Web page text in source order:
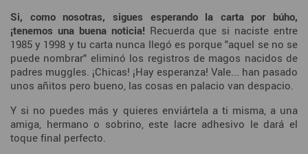
Si, como nosotras, sigues esperando la carta por búho,
¡tenemos una buena noticia! Recuerda que si naciste entre
1985 y 1998 y tu carta nunca llegó es porque "aquel se no se
puede nombrar" eliminó los registros de magos nacidos de
padres muggles. ¡Chicas! ¡Hay esperanza! Vale... han pasado
unos añitos pero bueno, las cosas en palacio van despacio.
Y si no puedes más y quieres enviártela a ti misma, a una
amiga, hermano o sobrino, este lacre adhesivo le dará el
toque final perfecto.